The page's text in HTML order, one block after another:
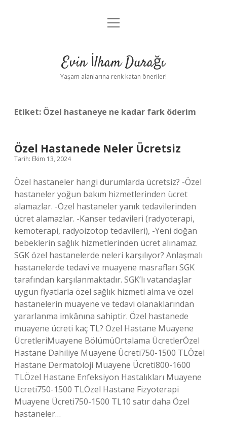
Anasayfa
Yasal Uyarı
menüyü
Evin İlham Durağı
Yaşam alanlarına renk katan öneriler!
Etiket: Özel hastaneye ne kadar fark öderim
Özel Hastanede Neler Ücretsiz
Tarih: Ekim 13, 2024
Özel hastaneler hangi durumlarda ücretsiz? -Özel
hastaneler yoğun bakım hizmetlerinden ücret
alamazlar. -Özel hastaneler yanık tedavilerinden
ücret alamazlar. -Kanser tedavileri (radyoterapi,
kemoterapi, radyoizotop tedavileri), -Yeni doğan
bebeklerin sağlık hizmetlerinden ücret alınamaz.
SGK özel hastanelerde neleri karşılıyor? Anlaşmalı
hastanelerde tedavi ve muayene masrafları SGK
tarafından karşılanmaktadır. SGK’lı vatandaşlar
uygun fiyatlarla özel sağlık hizmeti alma ve özel
hastanelerin muayene ve tedavi olanaklarından
yararlanma imkânına sahiptir. Özel hastanede
muayene ücreti kaç TL? Özel Hastane Muayene
ÜcretleriMuayene BölümüOrtalama ÜcretlerÖzel
Hastane Dahiliye Muayene Ücreti750-1500 TLÖzel
Hastane Dermatoloji Muayene Ücreti800-1600
TLÖzel Hastane Enfeksiyon Hastalıkları Muayene
Ücreti750-1500 TLÖzel Hastane Fizyoterapi
Muayene Ücreti750-1500 TL10 satır daha Özel
hastaneler…